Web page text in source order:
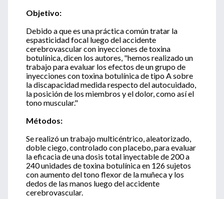
Objetivo:
Debido a que es una práctica común tratar la
espasticidad focal luego del accidente
cerebrovascular con inyecciones de toxina
botulínica, dicen los autores, "hemos realizado un
trabajo para evaluar los efectos de un grupo de
inyecciones con toxina botulínica de tipo A sobre
la discapacidad medida respecto del autocuidado,
la posición de los miembros y el dolor, como así el
tono muscular."
Métodos:
Se realizó un trabajo multicéntrico, aleatorizado,
doble ciego, controlado con placebo, para evaluar
la eficacia de una dosis total inyectable de 200 a
240 unidades de toxina botulínica en 126 sujetos
con aumento del tono flexor de la muñeca y los
dedos de las manos luego del accidente
cerebrovascular.